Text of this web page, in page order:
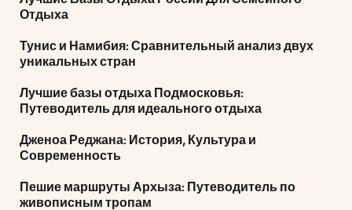
Отдыха
Тунис и Намибия: Сравнительный анализ двух
уникальных стран
Лучшие базы отдыха Подмосковья:
Путеводитель для идеального отдыха
Дженоа Реджана: История, Культура и
Современность
Пешие маршруты Архыза: Путеводитель по
живописным тропам